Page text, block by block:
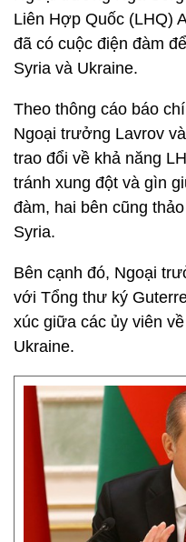
Liên Hợp Quốc (LHQ)
đã có cuộc điện đàm
Syria và Ukraine.
Theo thông cáo báo
Ngoại trưởng Lavrov
trao đổi về khả năng
tránh xung đột và gìn
đàm, hai bên cũng
Syria.
Bên cạnh đó, Ngoại
với Tổng thư ký
xúc giữa các ủy viên
Ukraine.